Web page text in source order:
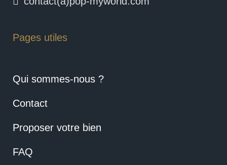
Pages utiles
Qui sommes-nous ?
Contact
Proposer votre bien
FAQ